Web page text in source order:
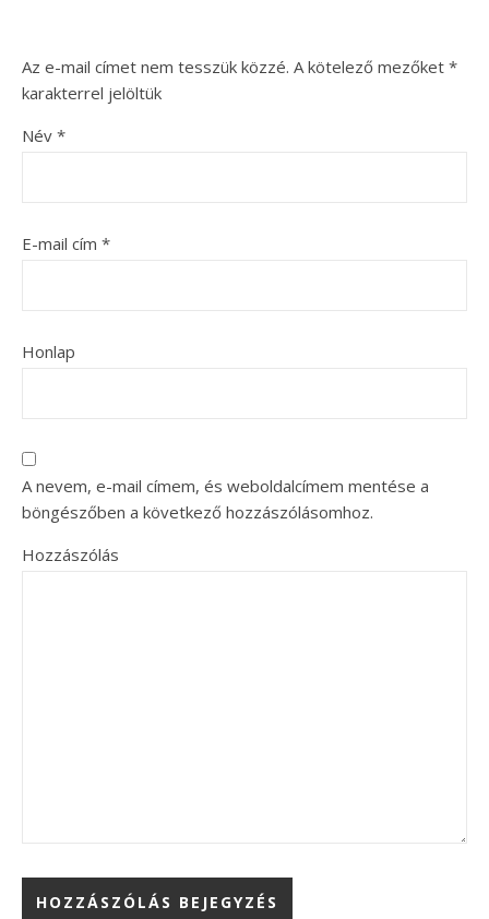
Az e-mail címet nem tesszük közzé. A kötelező mezőket *
karakterrel jelöltük
Név *
E-mail cím *
Honlap
A nevem, e-mail címem, és weboldalcímem mentése a
böngészőben a következő hozzászólásomhoz.
Hozzászólás